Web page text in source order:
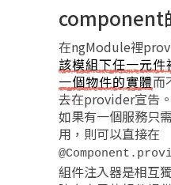
在ngModule裡
該模組下任一元
一個物件的實體而
去在provider宣告。
如果有一個服務只
用，則可以直接在
組件注入器是相互